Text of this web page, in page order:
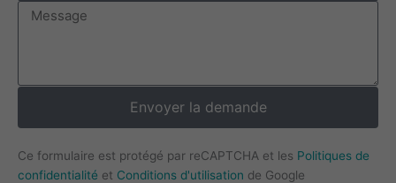
Message
Envoyer la demande
Ce formulaire est protégé par reCAPTCHA et les Politiques de
confidentialité et Conditions d'utilisation de Google